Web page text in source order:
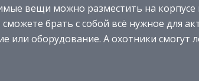
вещи можно разместить на корпусе
брать с собой всё нужное для
или оборудование. А охотники смогут